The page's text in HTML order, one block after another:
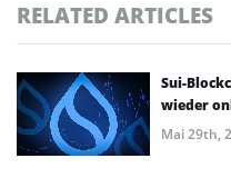
RELATED ARTICLES
Sui-
wieder
Mai 29th,